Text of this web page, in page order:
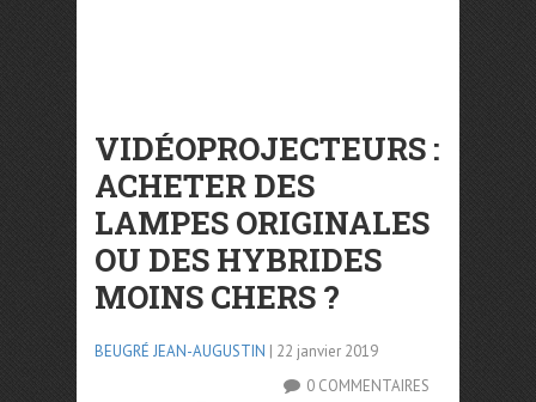
VIDÉOPROJECTEURS :
ACHETER DES
LAMPES ORIGINALES
OU DES HYBRIDES
MOINS CHERS ?
BEUGRÉ JEAN-AUGUSTIN | 22 janvier 2019
0 COMMENTAIRES